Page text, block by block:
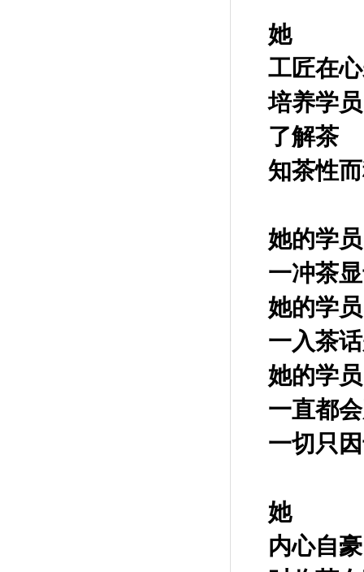
她
工匠在
培养学员
了解茶
知茶性
她的学员
一冲茶
她的学员
一入茶
她的学员
一直都
一切只
她
内心自